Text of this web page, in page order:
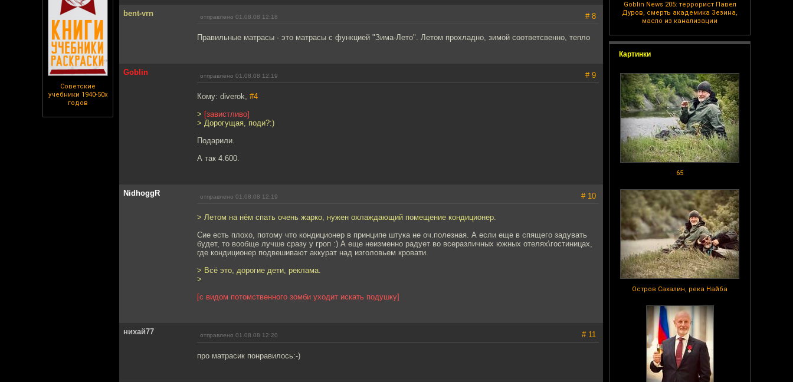
Советские
учебники 1940-50х
годов
Goblin News 205: террорист Павел
Дуров, смерть академика Зезина,
масло из канализации
Картинки
65
Остров Сахалин, река Найба
bent-vrn отправлено 01.08.08 12:18 # 8
Правильные матрасы - это матрасы с функцией "Зима-Лето". Летом прохладно, зимой соответсвенно, тепло
Goblin отправлено 01.08.08 12:19 # 9
Кому: diverok, #4
> [завистливо]
> Дорогущая, поди?:)
Подарили.
А так 4.600.
NidhoggR отправлено 01.08.08 12:19 # 10
> Летом на нём спать очень жарко, нужен охлаждающий помещение кондиционер.
Сие есть плохо, потому что кондиционер в принципе штука не оч.полезная. А если еще в спящего задувать
будет, то вообще лучше сразу у гроп :) А еще неизменно радует во всеразличных южных отелях\гостиницах,
где кондиционер подвешивают аккурат над изголовьем кровати.
> Всё это, дорогие дети, реклама.
>
[с видом потомственного зомби уходит искать подушку]
нихай77 отправлено 01.08.08 12:20 # 11
про матрасик понравилось:-)